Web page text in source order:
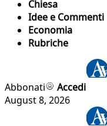
Chiesa
Idee e Commenti
Economia
Rubriche
Abbonati
Accedi
August 8, 2026